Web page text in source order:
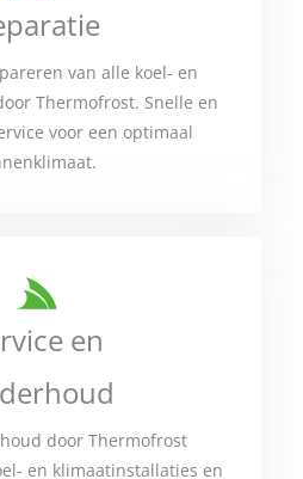
van alle koel- en
Thermofrost. Snelle en
voor een optimaal
en
door Thermofrost
en klimaatinstallaties en